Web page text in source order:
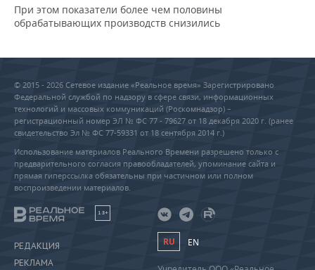
При этом показатели более чем половины
обрабатывающих производств снизились
© 2015 - 2026 Сетевое издание «Реальное время» Зарегистрировано
Федеральной службой по надзору в сфере связи, информационных
технологий и массовых коммуникаций (Роскомнадзор) –
регистрационный номер ЭЛ № ФС 77 - 79627 от 18 декабря 2020 г. (ранее
свидетельство Эл № ФС 77-59331 от 18 сентября 2014 г.)
Использование материалов Реального Времени разрешено только с
предварительного согласия правообладателей, упоминание сайта и
прямая гиперссылка обязательны при частичном или полном
воспроизведении материалов.
18+
РЕДАКЦИЯ
РЕКЛАМА
RU EN